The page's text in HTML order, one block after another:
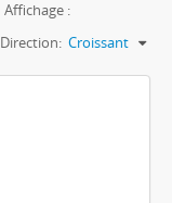
Affichage :
Direction: Croissant